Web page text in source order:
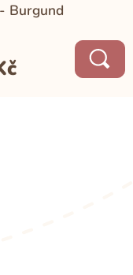
Burgund